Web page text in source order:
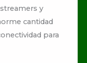
y
cantidad
para